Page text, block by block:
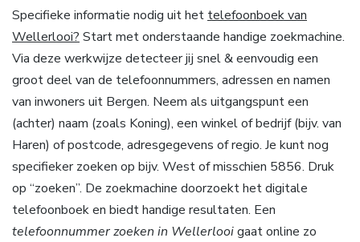
Specifieke informatie nodig uit het telefoonboek van
Wellerlooi? Start met onderstaande handige zoekmachine.
Via deze werkwijze detecteer jij snel & eenvoudig een
groot deel van de telefoonnummers, adressen en namen
van inwoners uit Bergen. Neem als uitgangspunt een
(achter) naam (zoals Koning), een winkel of bedrijf (bijv. van
Haren) of postcode, adresgegevens of regio. Je kunt nog
specifieker zoeken op bijv. West of misschien 5856. Druk
op “zoeken”. De zoekmachine doorzoekt het digitale
telefoonboek en biedt handige resultaten. Een
telefoonnummer zoeken in Wellerlooigaat online zo